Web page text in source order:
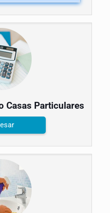
Casas Particulares